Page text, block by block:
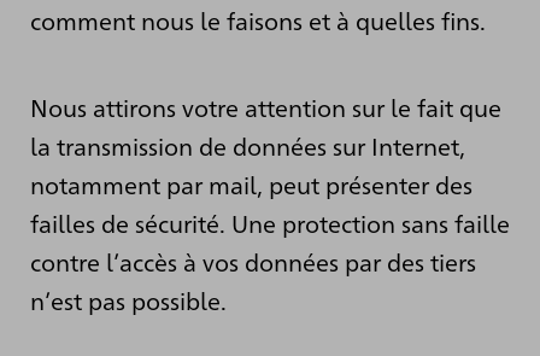
comment nous le faisons et à quelles fins.
Nous attirons votre attention sur le fait que
la transmission de données sur Internet,
notamment par mail, peut présenter des
failles de sécurité. Une protection sans faille
contre l’accès à vos données par des tiers
n’est pas possible.